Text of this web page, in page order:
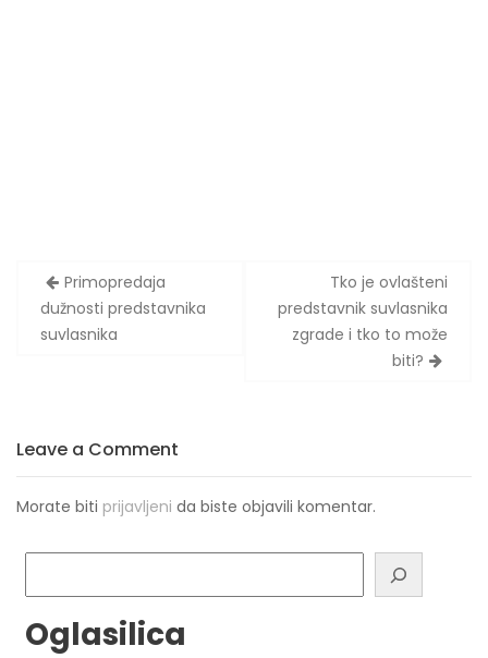
Navigacija
objava
Primopredaja
dužnosti predstavnika
suvlasnika
Tko je ovlašteni
predstavnik suvlasnika
zgrade i tko to može
biti?
Leave a Comment
Morate biti prijavljeni da biste objavili komentar.
Oglasilica